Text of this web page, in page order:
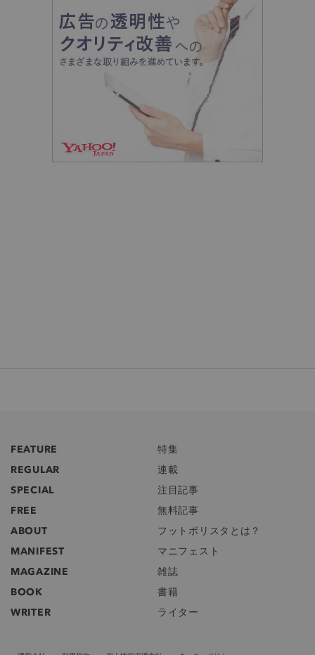
FEATURE
特集
REGULAR
連載
SPECIAL
注目記事
FREE
無料記事
ABOUT
フットボリスタとは？
MANIFEST
マニフェスト
MAGAZINE
雑誌
BOOK
書籍
WRITER
ライター